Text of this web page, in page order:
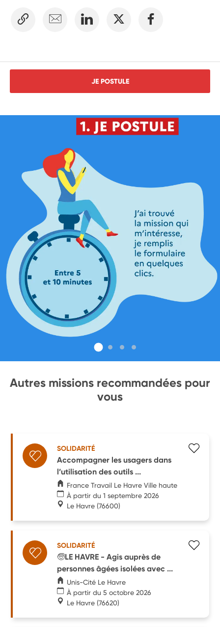
JE POSTULE
Autres missions recommandées pour
vous
SOLIDARITÉ
Accompagner les usagers dans
l’utilisation des outils ...
France Travail Le Havre Ville haute
À partir du 1 septembre 2026
Le Havre (76600)
SOLIDARITÉ
🧓LE HAVRE - Agis auprès de
personnes âgées isolées avec ...
Unis-Cité Le Havre
À partir du 5 octobre 2026
Le Havre (76620)